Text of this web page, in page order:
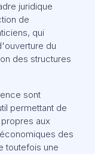
juridique
de
qui
du
des structures
sont
permettant de
aux
des
toutefois une